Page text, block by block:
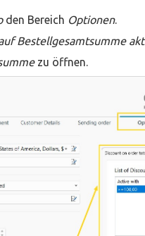
den Bereich Optionen.
Bestellgesamtsumme
zu öffnen.